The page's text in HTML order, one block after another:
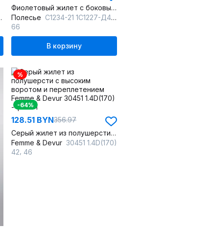
Фиолетовый жилет с боковыми карманами и застежкой
Полесье С1234-21 1С1227-Д43 170,176 ежевичный
66
В корзину
%
-64%
128.51 BYN356.97
Серый жилет из полушерсти с высоким воротом и переплетением
Femme & Devur 30451 1.4D(170)
42 46